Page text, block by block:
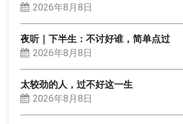
2026年8月8日
夜听｜下半生：不讨好谁，简单点过
2026年8月8日
太较劲的人，过不好这一生
2026年8月8日